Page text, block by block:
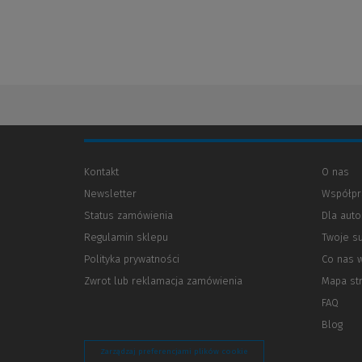
Kontakt
Newsletter
Status zamówienia
Regulamin sklepu
Polityka prywatności
innej
Zwrot lub reklamacja zamówienia
O nas
Dla
Twoje
Co nas
Mapa
FAQ
Blog
Zarządzaj preferencjami plików cookie